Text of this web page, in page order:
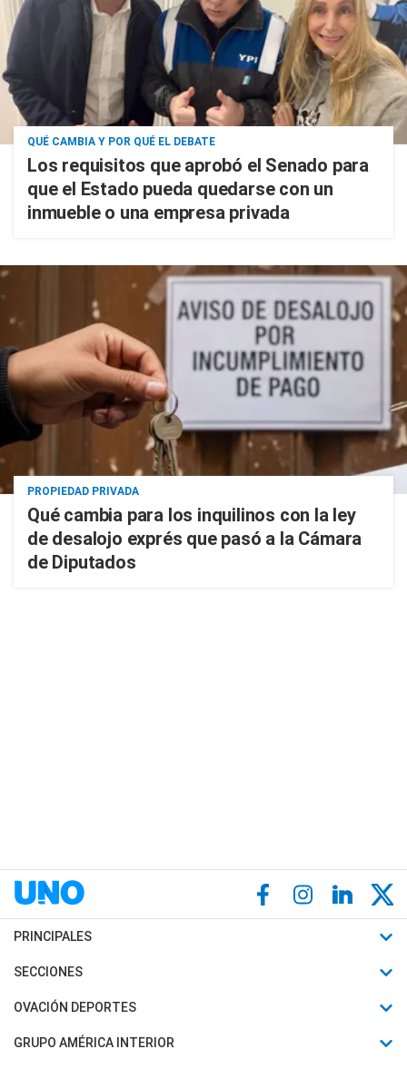
QUÉ CAMBIA Y POR QUÉ EL DEBATE
Los requisitos que aprobó el Senado para
que el Estado pueda quedarse con un
inmueble o una empresa privada
PROPIEDAD PRIVADA
Qué cambia para los inquilinos con la ley
de desalojo exprés que pasó a la Cámara
de Diputados
PRINCIPALES
Últimas Noticias
Política
SECCIONES
Horóscopo
Motores
OVACIÓN DEPORTES
Fútbol
GRUPO AMÉRICA INTERIOR